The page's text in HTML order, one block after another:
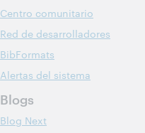
Centro comunitario
Red de desarrolladores
BibFormats
Alertas del sistema
Blogs
Blog Next